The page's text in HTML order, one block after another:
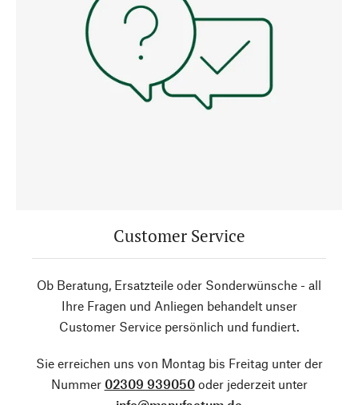
Customer Service
Ob Beratung, Ersatzteile oder Sonderwünsche - all
Ihre Fragen und Anliegen behandelt unser
Customer Service persönlich und fundiert.
Sie erreichen uns von Montag bis Freitag unter der
Nummer 02309 939050oder jederzeit unter